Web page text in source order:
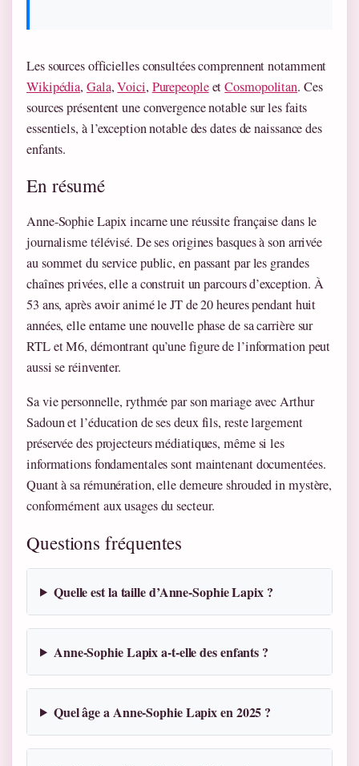
Les sources officielles consultées comprennent notamment
Wikipédia, Gala,Voici, PurepeopleetCosmopolitan. Ces
sources présentent une convergence notable sur les faits
essentiels, à l’exception notable des dates de naissance des
enfants.
En résumé
Anne-Sophie Lapix incarne une réussite française dans le
journalisme télévisé. De ses origines basques à son arrivée
au sommet du service public, en passant par les grandes
chaînes privées, elle a construit un parcours d’exception. À
53 ans, après avoir animé le JT de 20 heures pendant huit
années, elle entame une nouvelle phase de sa carrière sur
RTL et M6, démontrant qu’une figure de l’information peut
aussi se réinventer.
Sa vie personnelle, rythmée par son mariage avec Arthur
Sadoun et l’éducation de ses deux fils, reste largement
préservée des projecteurs médiatiques, même si les
informations fondamentales sont maintenant documentées.
Quant à sa rémunération, elle demeure shrouded in mystère,
conformément aux usages du secteur.
Questions fréquentes
Quelle est la taille d’Anne-Sophie Lapix ?
Anne-Sophie Lapix a-t-elle des enfants ?
Quel âge a Anne-Sophie Lapix en 2025 ?